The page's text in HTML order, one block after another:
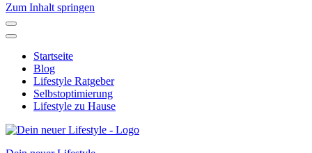
Zum Inhalt springen
Startseite
Blog
Lifestyle Ratgeber
Selbstoptimierung
Lifestyle zu Hause